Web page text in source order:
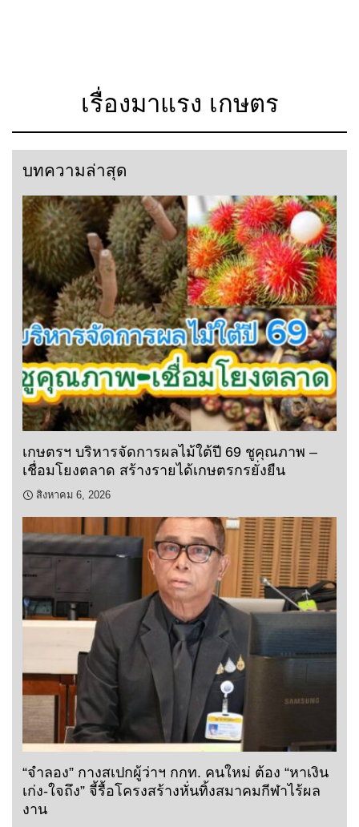
เรื่องมาแรง เกษตร
บทความล่าสุด
เกษตรฯ บริหารจัดการผลไม้ใต้ปี 69 ชูคุณภาพ –
เชื่อมโยงตลาด สร้างรายได้เกษตรกรยั่งยืน
สิงหาคม 6, 2026
“จำลอง” กางสเปกผู้ว่าฯ กกท. คนใหม่ ต้อง “หาเงิน
เก่ง-ใจถึง” จี้รื้อโครงสร้างหั่นทิ้งสมาคมกีฬาไร้ผล
งาน